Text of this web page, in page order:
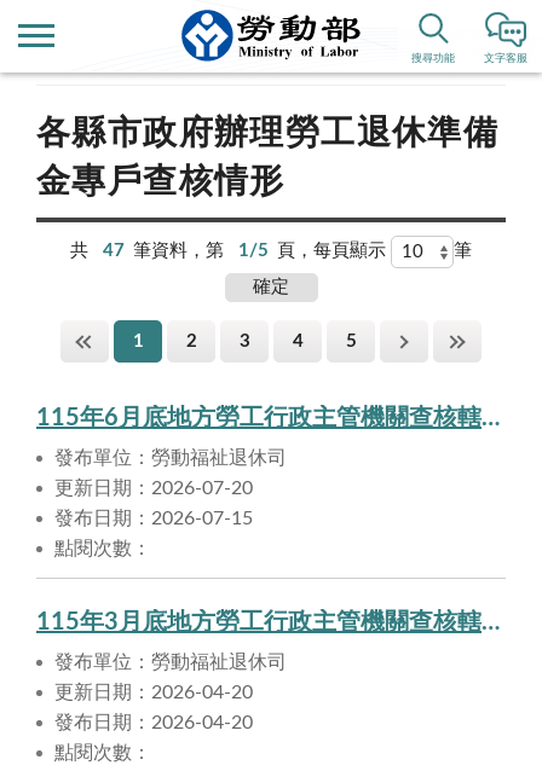
文字客服
搜尋功能
業務專區 勞動福祉、退休 勞退舊制
各縣市政府辦理勞工退休準備
金專戶查核情形
共 47 筆資料，第 1/5 頁，每頁顯示 筆
1 2 3 4 5
115年6月底地方勞工行政主管機關查核轄區事業單位依法提撥勞工退休準備金情形
發布單位：勞動福祉退休司
更新日期：2026-07-20
發布日期：2026-07-15
點閱次數：
115年3月底地方勞工行政主管機關查核轄區事業單位依法提撥勞工退休準備金情形
發布單位：勞動福祉退休司
更新日期：2026-04-20
發布日期：2026-04-20
點閱次數：